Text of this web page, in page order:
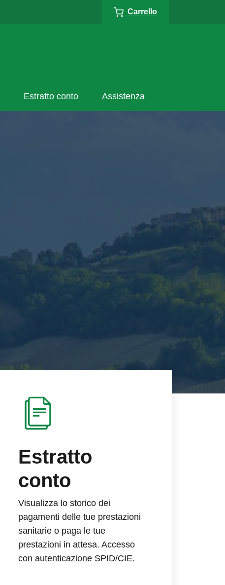
Carrello
Estratto conto Assistenza
Estratto
conto
Visualizza lo storico dei
pagamenti delle tue prestazioni
sanitarie o paga le tue
prestazioni in attesa. Accesso
con autenticazione SPID/CIE.